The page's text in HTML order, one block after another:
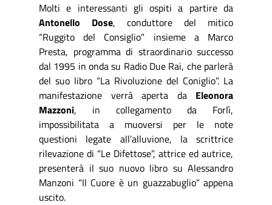
Molti e interessanti gli ospiti a partire da
Antonello Dose, conduttore del mitico
“Ruggito del Consiglio” insieme a Marco
Presta, programma di straordinario successo
dal 1995 in onda su Radio Due Rai, che parlerà
del suo libro “La Rivoluzione del Coniglio”. La
manifestazione verrà aperta da Eleonora
Mazzoni, in collegamento da Forlì,
impossibilitata a muoversi per le note
questioni legate all’alluvione, la scrittrice
rilevazione di “Le Difettose”, attrice ed autrice,
presenterà il suo nuovo libro su Alessandro
Manzoni “Il Cuore è un guazzabuglio” appena
uscito.